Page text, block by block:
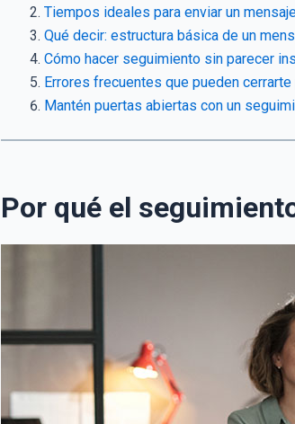
Tiempos ideales para enviar un
Qué decir: estructura básica de un
Cómo hacer seguimiento sin parecer
Errores frecuentes que pueden cerrarte
Mantén puertas abiertas con un
Por qué el